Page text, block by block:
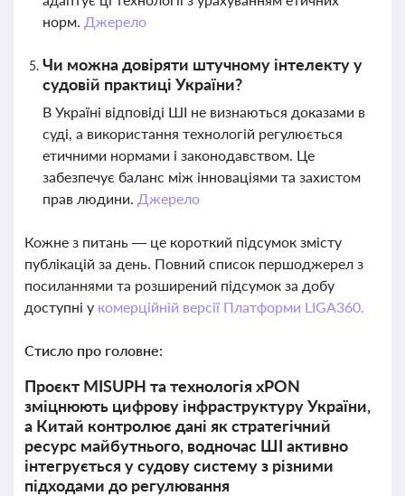
норм. Джерело
Чи можна довіряти штучному інтелекту у
судовій практиці України?
В Україні відповіді ШІ не визнаються доказами в
суді, а використання технологій регулюється
етичними нормами і законодавством. Це
забезпечує баланс між інноваціями та захистом
прав людини. Джерело
Кожне з питань — це короткий підсумок змісту
публікацій за день. Повний список першоджерел з
посиланнями та розширений підсумок за добу
доступні у комерційній версії Платформи LIGA360.
Стисло про головне:
Проєкт MISUPH та технологія xPON
зміцнюють цифрову інфраструктуру України,
а Китай контролює дані як стратегічний
ресурс майбутнього, водночас ШІ активно
інтегрується у судову систему з різними
підходами до регулювання